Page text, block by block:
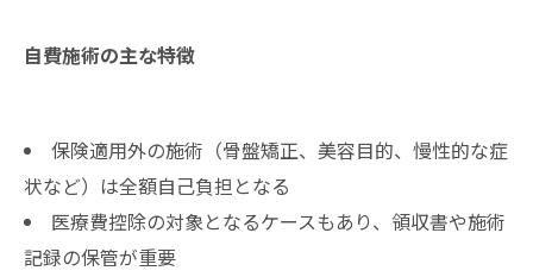
自費施術の主な特徴
保険適用外の施術（骨盤矯正、美容目的、慢性的な症
状など）は全額自己負担となる
医療費控除の対象となるケースもあり、領収書や施術
記録の保管が重要